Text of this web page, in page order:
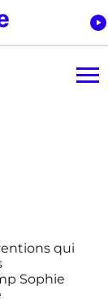
qui
Sophie